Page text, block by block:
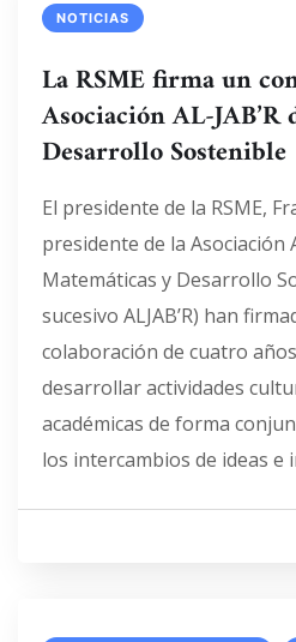
NOTICIAS
La RSME firma un
Asociación AL-
Desarrollo Sostenible
El presidente de la RSME,
presidente de la Asociación
Matemáticas y Desarrollo
sucesivo ALJAB’R) han
colaboración de cuatro
desarrollar actividades
académicas de forma
los intercambios de ideas e